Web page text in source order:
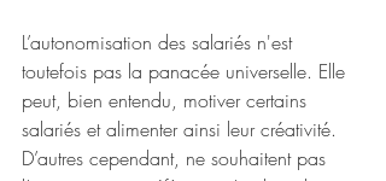
L’autonomisation des salariés n'est
toutefois pas la panacée universelle. Elle
peut, bien entendu, motiver certains
salariés et alimenter ainsi leur créativité.
D’autres cependant, ne souhaitent pas